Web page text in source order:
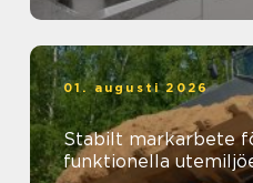
01. augusti 2026
Stabilt markarbete
funktionella